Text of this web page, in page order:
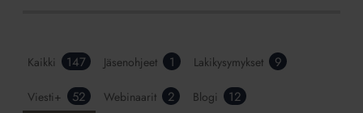
Kaikki 147 Jäsenohjeet 1 Lakikysymykset 9
Viesti+ 52 Webinaarit 2 Blogi 12